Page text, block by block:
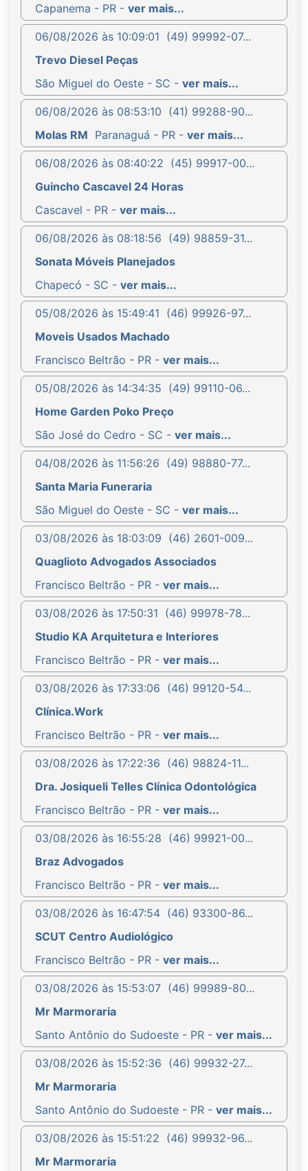
Capanema - PR - ver mais...
06/08/2026 às 10:09:01 (49) 99992-07...
Trevo Diesel Peças
São Miguel do Oeste - SC - ver mais...
06/08/2026 às 08:53:10 (41) 99288-90...
Molas RM Paranaguá - PR - ver mais...
06/08/2026 às 08:40:22 (45) 99917-00...
Guincho Cascavel 24 Horas
Cascavel - PR - ver mais...
06/08/2026 às 08:18:56 (49) 98859-31...
Sonata Móveis Planejados
Chapecó - SC - ver mais...
05/08/2026 às 15:49:41 (46) 99926-97...
Moveis Usados Machado
Francisco Beltrão - PR - ver mais...
05/08/2026 às 14:34:35 (49) 99110-06...
Home Garden Poko Preço
São José do Cedro - SC - ver mais...
04/08/2026 às 11:56:26 (49) 98880-77...
Santa Maria Funeraria
São Miguel do Oeste - SC - ver mais...
03/08/2026 às 18:03:09 (46) 2601-009...
Quaglioto Advogados Associados
Francisco Beltrão - PR - ver mais...
03/08/2026 às 17:50:31 (46) 99978-78...
Studio KA Arquitetura e Interiores
Francisco Beltrão - PR - ver mais...
03/08/2026 às 17:33:06 (46) 99120-54...
Clínica.Work
Francisco Beltrão - PR - ver mais...
03/08/2026 às 17:22:36 (46) 98824-11...
Dra. Josiqueli Telles Clínica Odontológica
Francisco Beltrão - PR - ver mais...
03/08/2026 às 16:55:28 (46) 99921-00...
Braz Advogados
Francisco Beltrão - PR - ver mais...
03/08/2026 às 16:47:54 (46) 93300-86...
SCUT Centro Audiológico
Francisco Beltrão - PR - ver mais...
03/08/2026 às 15:53:07 (46) 99989-80...
Mr Marmoraria
Santo Antônio do Sudoeste - PR - ver mais...
03/08/2026 às 15:52:36 (46) 99932-27...
Mr Marmoraria
Santo Antônio do Sudoeste - PR - ver mais...
03/08/2026 às 15:51:22 (46) 99932-96...
Mr Marmoraria